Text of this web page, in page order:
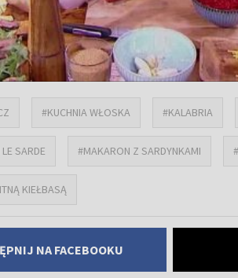
#KUCHNIA WŁOSKA #KALABRIA
SARDE #MAKARON Z SARDYNKAMI
KIEŁBASĄ
NA FACEBOOKU